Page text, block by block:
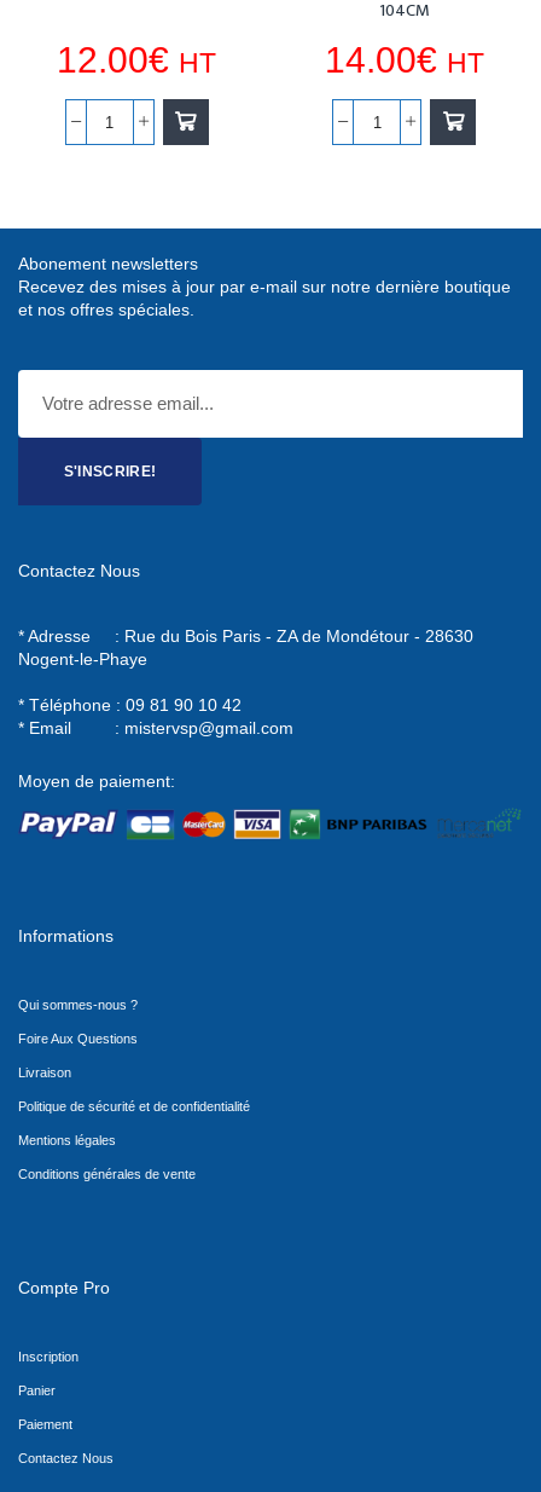
12.00€ HT
quantité
MAIN
-
115CM
104CM
14.00€ HT
quantité
MAIN
Abonement newsletters
Recevez des mises à jour par e-mail sur notre dernière boutique
et nos offres spéciales.
S'INSCRIRE!
Contactez Nous
* Adresse : Rue du Bois Paris - ZA de Mondétour - 28630
Nogent-le-Phaye
* Téléphone : 09 81 90 10 42
* Email : mistervsp@gmail.com
Moyen de paiement:
Informations
Qui sommes-nous ?
Foire Aux Questions
Livraison
Politique de sécurité et de confidentialité
Mentions légales
Conditions générales de vente
Compte Pro
Inscription
Panier
Paiement
Contactez Nous